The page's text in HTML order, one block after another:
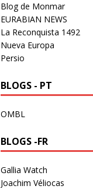
Blog de Monmar
EURABIAN NEWS
La Reconquista 1492
Nueva Europa
Persio
BLOGS - PT
OMBL
BLOGS -FR
Gallia Watch
Joachim Véliocas